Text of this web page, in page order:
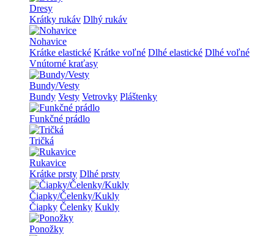
Dresy
Krátky rukáv Dlhý rukáv
Nohavice
Krátke elastické Krátke voľné Dlhé elastické Dlhé voľné
Vnútorné kraťasy
Bundy/Vesty
Bundy Vesty Vetrovky Pláštenky
Funkčné prádlo
Tričká
Rukavice
Krátke prsty Dlhé prsty
Čiapky/Čelenky/Kukly
Čiapky Čelenky Kukly
Ponožky